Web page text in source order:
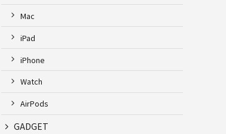
Mac
iPad
iPhone
Watch
AirPods
GADGET